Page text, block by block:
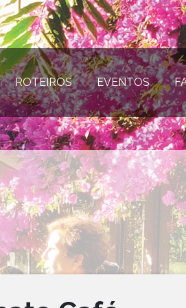
atual)
ROTEIROS(página atual)
EVENTOS